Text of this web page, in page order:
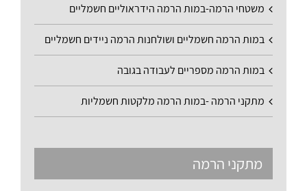
משטחי הרמה-במות הרמה הידראוליים חשמליים
במות הרמה חשמליים ושולחנות הרמה ניידים חשמליים
במות הרמה מספריים לעבודה בגובה
מתקני הרמה -במות הרמה מלקטות חשמליות
מתקני הרמה